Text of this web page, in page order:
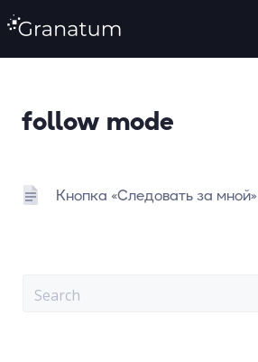
follow mode
Кнопка «Следовать за мной»